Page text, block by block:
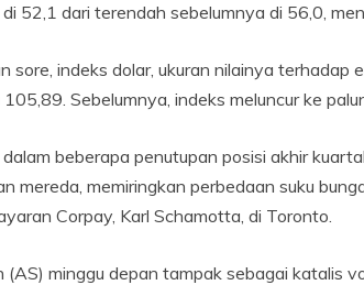
52,1 dari terendah sebelumnya di 56,0,
sore, indeks dolar, ukuran nilainya terhadap
Sebelumnya, indeks meluncur ke
beberapa penutupan posisi akhir
mereda, memiringkan perbedaan suku
Corpay, Karl Schamotta, di Toronto.
(AS) minggu depan tampak sebagai katalis